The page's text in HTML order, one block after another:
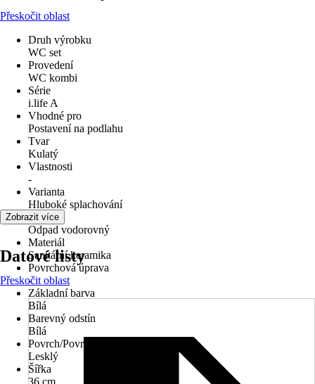
Přeskočit oblast
Druh výrobku
WC set
Provedení
WC kombi
Série
i.life A
Vhodné pro
Postavení na podlahu
Tvar
Kulatý
Vlastnosti
-
Varianta
Hluboké splachování
Odpad
Odpad vodorovný
Materiál
Sanitární keramika
Povrchová úprava
-
Základní barva
Bílá
Barevný odstín
Bílá
Povrch/Povrchová úprava
Lesklý
Šířka
36 cm
Zobrazit více
Datové listy
Přeskočit oblast